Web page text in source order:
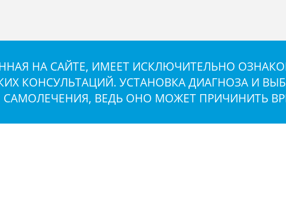
НА САЙТЕ, ИМЕЕТ ИСКЛЮЧИТЕЛЬНО
КОНСУЛЬТАЦИЙ. УСТАНОВКА ДИАГНОЗА И
САМОЛЕЧЕНИЯ, ВЕДЬ ОНО МОЖЕТ ПРИЧИНИТЬ